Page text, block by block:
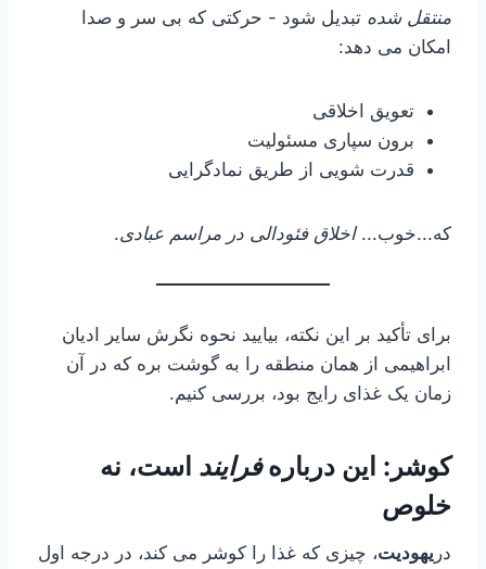
منتقل شده تبدیل شود - حرکتی که بی سر و صدا
امکان می دهد:
تعویق اخلاقی
برون سپاری مسئولیت
قدرت شویی از طریق نمادگرایی
که...خوب...اخلاق فئودالی در مراسم عبادی.
برای تأکید بر این نکته، بیایید نحوه نگرش سایر ادیان
ابراهیمی از همان منطقه را به گوشت بره که در آن
زمان یک غذای رایج بود، بررسی کنیم.
کوشر: این دربارهفرایند است، نه
خلوص
در یهودیت، چیزی که غذا را کوشر می کند، در درجه اول